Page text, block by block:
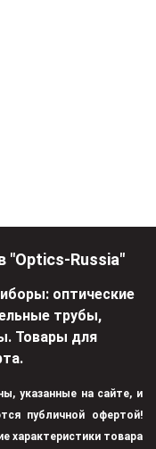
"Optics-Russia"
оптические
трубы,
Товары для
указанные на сайте, и
публичной офертой!
характеристики товара